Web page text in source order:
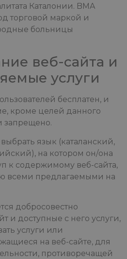
Каталонии. BMA
торговой маркой и
больницы
веб-сайта и
услуги
бесплатен, и
кроме целей данного
запрещено.
язык (каталанский,
на котором он/она
к содержимому веб-сайта,
всеми предлагаемыми на
добросовестно
и доступные с него услуги,
услуги или
на веб-сайте, для
противоречащей